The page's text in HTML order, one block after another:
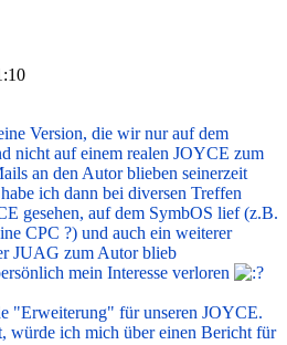
Version, die wir nur auf dem
nicht auf einem realen JOYCE zum
an den Autor blieben seinerzeit
ich dann bei diversen Treffen
gesehen, auf dem SymbOS lief (z.B.
CPC ?) und auch ein weiterer
JUAG zum Autor blieb
mein Interesse verloren
"Erweiterung" für unseren JOYCE.
würde ich mich über einen Bericht für